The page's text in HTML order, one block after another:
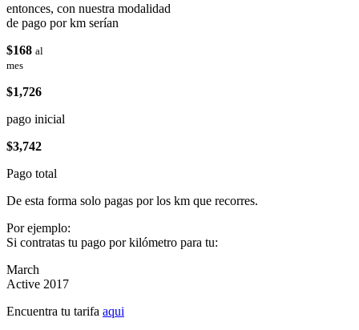
entonces, con nuestra modalidad
de pago por km serían
$168 al
mes
$1,726
pago inicial
$3,742
Pago total
De esta forma solo pagas por los km que recorres.
Por ejemplo:
Si contratas tu pago por kilómetro para tu:
March
Active 2017
Encuentra tu tarifa aqui